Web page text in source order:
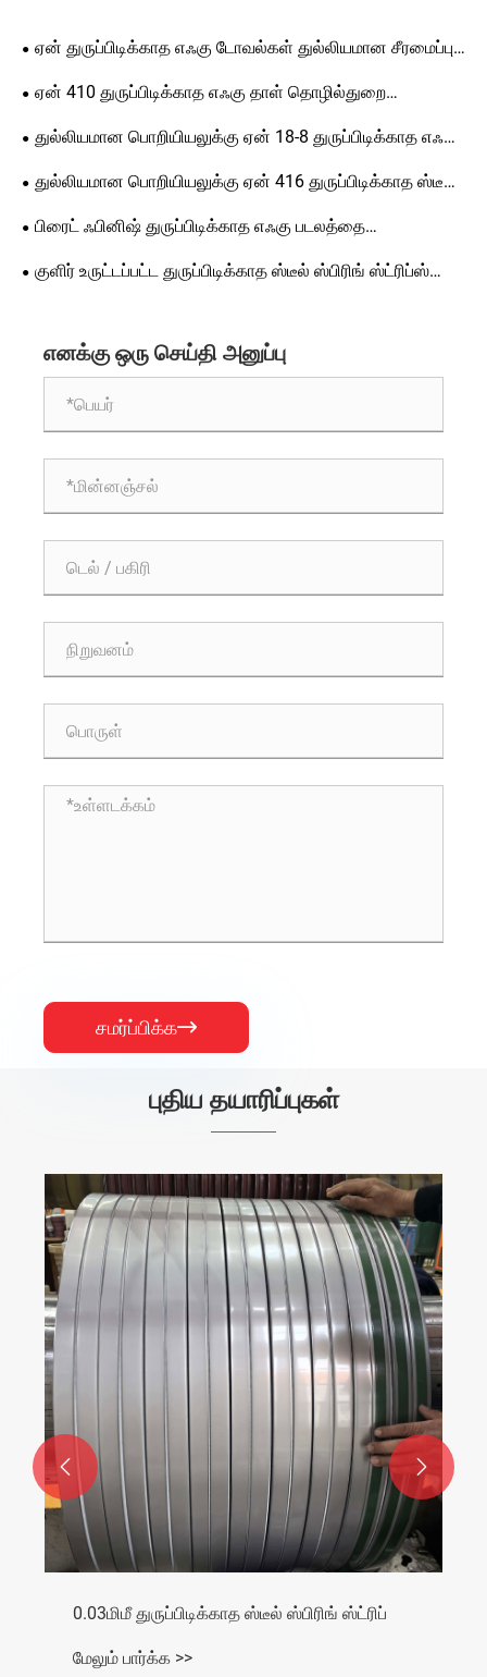
ஏன் துருப்பிடிக்காத எஃகு டோவல்கள் துல்லியமான சீரமைப்பு,
கட்டமைப்பு வலிமை மற்றும் நீண்ட கால ஆயுளுக்கான சிறந்த
ஏன் 410 துருப்பிடிக்காத எஃகு தாள் தொழில்துறை
பயன்பாடுகளுக்கான சிறந்த தேர்வாகும்
துல்லியமான பொறியியலுக்கு ஏன் 18-8 துருப்பிடிக்காத எஃகு
டோவல் பின்கள் அவசியம்
துல்லியமான பொறியியலுக்கு ஏன் 416 துருப்பிடிக்காத ஸ்டீல்
டோவல் பின்கள் அவசியம்
பிரைட் ஃபினிஷ் துருப்பிடிக்காத எஃகு படலத்தை
உற்பத்திக்கான பிரபலமான தேர்வாக மாற்றுவது எது
குளிர் உருட்டப்பட்ட துருப்பிடிக்காத ஸ்டீல் ஸ்பிரிங் ஸ்ட்ரிப்ஸ்
முக்கியம்
எனக்கு ஒரு செய்தி அனுப்பு
சமர்ப்பிக்க
புதிய தயாரிப்புகள்
0.03மிமீ துருப்பிடிக்காத ஸ்டீல் ஸ்பிரிங் ஸ்ட்ரிப்
மேலும் பார்க்க >>
 